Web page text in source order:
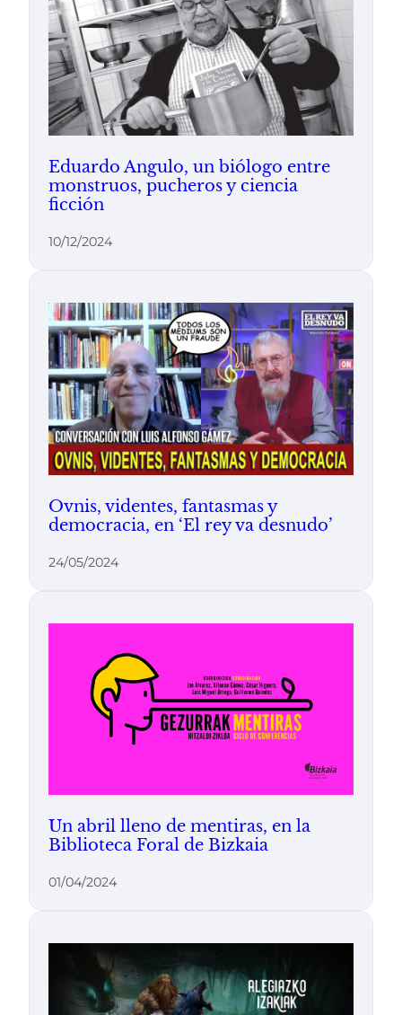
Eduardo Angulo, un biólogo entre
monstruos, pucheros y ciencia
ficción
10/12/2024
Ovnis, videntes, fantasmas y
democracia, en ‘El rey va desnudo’
24/05/2024
Un abril lleno de mentiras, en la
Biblioteca Foral de Bizkaia
01/04/2024